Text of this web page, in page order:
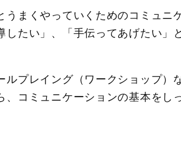
うまくやっていくためのコミュニ
したい」、「手伝ってあげたい」
ルプレイング（ワークショップ）
、コミュニケーションの基本をし